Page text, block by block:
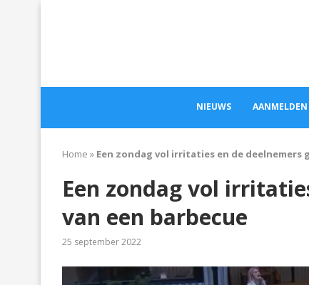
NIEUWS AANMELDEN
Home » Een zondag vol irritaties en de deelnemers
Een zondag vol
van een barbecue
25 september 2022